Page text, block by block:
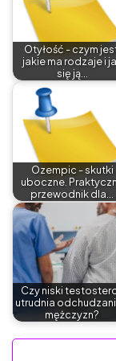
Otyłość - czym
jakie ma rodzaje i
się ją…
Ozempic - skutki
uboczne.
przewodnik dla…
Czy niski
utrudnia
mężczyzn?